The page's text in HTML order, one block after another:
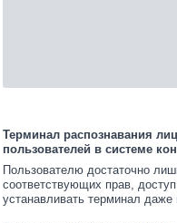
Терминал распознавания
пользователей в системе
Пользователю достаточно
соответствующих прав,
устанавливать терминал